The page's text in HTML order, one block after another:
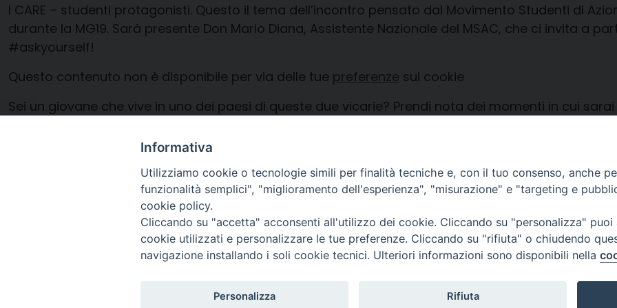
I CARE – studenti protagonisti. Questo il tema dell’incontro pensato dal Movimento Studenti di
durante la MG19. Sarà presente Don Mario Diana, Assistente Nazionale del MSAC, che ci invita a
#askyourself!
Questo contenuto non è disponibile per via delle tue preferenze sui cookie
Sei un giovane che vive in uno dei paesi di queste due vicarie? Prendi nota dei momenti in cui
Mar. / Mer. /
nei mesi estivi
Informativa
Utilizziamo cookie o tecnologie simili per finalità tecniche e, con il tuo consenso, anche
funzionalità semplici", "miglioramento dell'esperienza", "misurazione" e "targeting e
cookie policy.
Cliccando su "accetta" acconsenti all'utilizzo dei cookie. Cliccando su "personalizza"
cookie utilizzati e personalizzare le tue preferenze. Cliccando su "rifiuta" o chiudendo
navigazione installando i soli cookie tecnici. Ulteriori informazioni sono disponibili nella
Personalizza Rifiuta